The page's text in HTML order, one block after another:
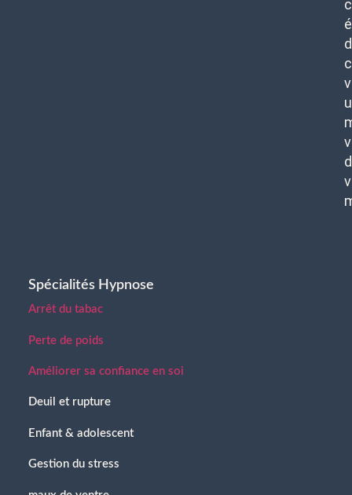
Spécialités Hypnose
Arrêt du tabac
Perte de poids
Améliorer sa confiance en soi
Deuil et rupture
Enfant & adolescent
Gestion du stress